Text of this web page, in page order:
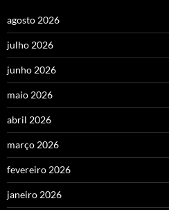
agosto 2026
julho 2026
junho 2026
maio 2026
abril 2026
março 2026
fevereiro 2026
janeiro 2026